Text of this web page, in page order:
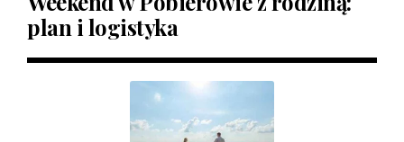
plan i logistyka